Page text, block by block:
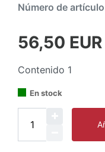
Número de artículo
56,50 EUR
Contenido 1
En stock